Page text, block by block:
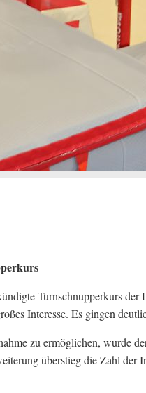
Turnschnupperkurs der
Interesse. Es gingen
zu ermöglichen, wurde
überstieg die Zahl der